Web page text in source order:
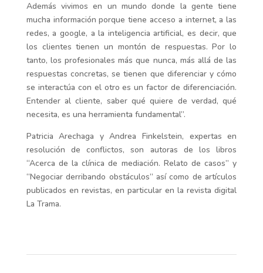
Además vivimos en un mundo donde la gente tiene
mucha información porque tiene acceso a internet, a las
redes, a google, a la inteligencia artificial, es decir, que
los clientes tienen un montón de respuestas. Por lo
tanto, los profesionales más que nunca, más allá de las
respuestas concretas, se tienen que diferenciar y cómo
se interactúa con el otro es un factor de diferenciación.
Entender al cliente, saber qué quiere de verdad, qué
necesita, es una herramienta fundamental”.
Patricia Arechaga y Andrea Finkelstein, expertas en
resolución de conflictos, son autoras de los libros
“Acerca de la clínica de mediación. Relato de casos” y
“Negociar derribando obstáculos” así como de artículos
publicados en revistas, en particular en la revista digital
La Trama.